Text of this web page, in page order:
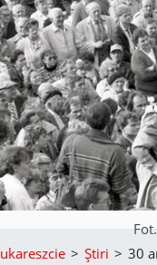
> Știri > 30